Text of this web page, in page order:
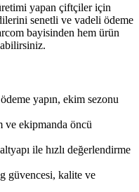
yapan çiftçiler için
senetli ve vadeli ödeme
bayisinden hem ürün
yapın, ekim sezonu
ve ekipmanda öncü
ile hızlı değerlendirme
güvencesi, kalite ve